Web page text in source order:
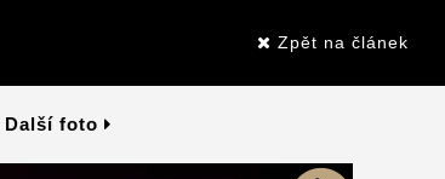
Zpět na článek
Další foto